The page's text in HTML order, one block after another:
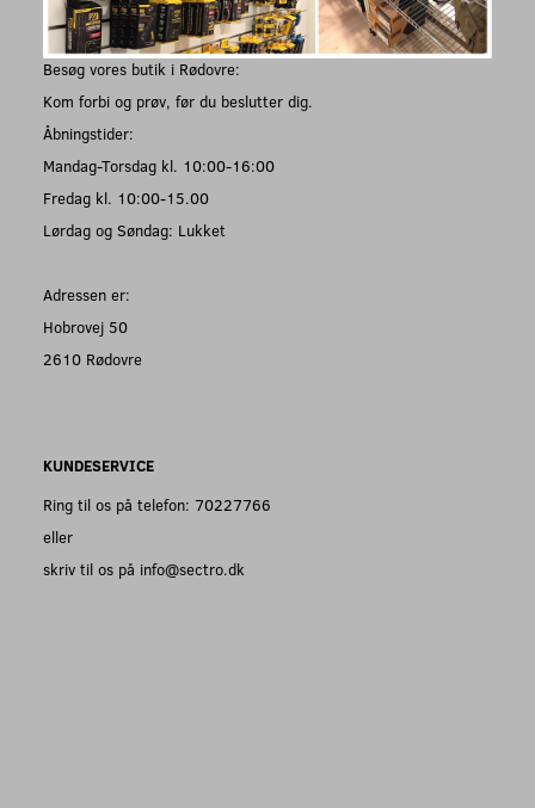
Besøg vores butik i Rødovre:
Kom forbi og prøv, før du beslutter dig.
Åbningstider:
Mandag-Torsdag kl. 10:00-16:00
Fredag kl. 10:00-15.00
Lørdag og Søndag: Lukket
Adressen er:
Hobrovej 50
2610 Rødovre
KUNDESERVICE
Ring til os på telefon: 70227766
eller
skriv til os på info@sectro.dk